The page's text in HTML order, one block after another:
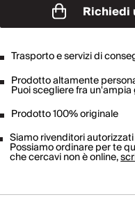
Richiedi
Trasporto e servizi di
Prodotto altamente
Puoi scegliere fra
Prodotto 100% originale
Siamo rivenditori
Possiamo ordinare per te
che cercavi non è online,